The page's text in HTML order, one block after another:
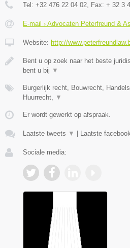
Tel: +32 476 22 04 02 , Fax: + 32 3
E-mail › Advocaten Peterfreund &
Website: http://
Bent u op zoek naar het beste
bent u bij ▼
Burgerlijk recht, Bouwrecht,
Huurrecht,
▼
Er wordt gewerkt op afspraak.
Laatste tweets ▼ Laatste
Sociale media: